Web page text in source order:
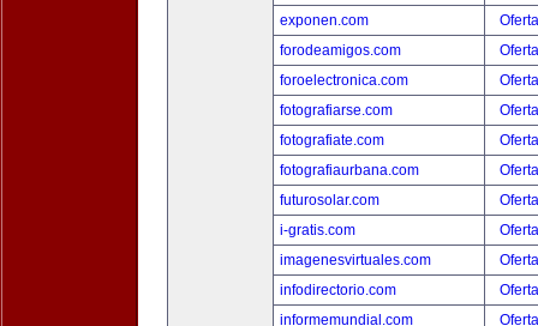
exponen.com
forodeamigos.com
foroelectronica.com
fotografiarse.com
fotografiate.com
fotografiaurbana.com
futurosolar.com
i-gratis.com
imagenesvirtuales.com
infodirectorio.com
informemundial.com